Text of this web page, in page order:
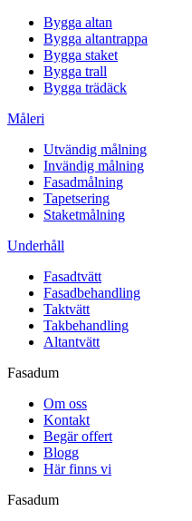
Bygga altan
Bygga altantrappa
Bygga staket
Bygga trall
Bygga trädäck
Måleri
Utvändig målning
Invändig målning
Fasadmålning
Tapetsering
Staketmålning
Underhåll
Fasadtvätt
Fasadbehandling
Taktvätt
Takbehandling
Altantvätt
Fasadum
Om oss
Kontakt
Begär offert
Blogg
Här finns vi
Fasadum